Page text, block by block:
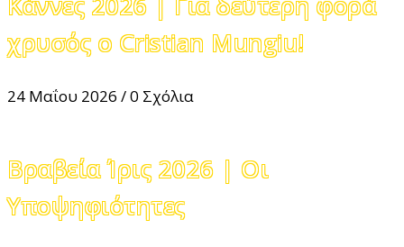
χρυσός ο Cristian Mungiu!
24 Μαΐου 2026 /0 Σχόλια
Βραβεία Ίρις 2026 | Οι
Υποψηφιότητες